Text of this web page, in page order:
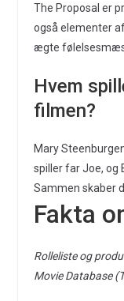
The Proposal er
også elementer
ægte
Hvem
filmen?
Mary
spiller far Joe, og
Sammen skaber
Fakta
Rolleliste og
Movie Database